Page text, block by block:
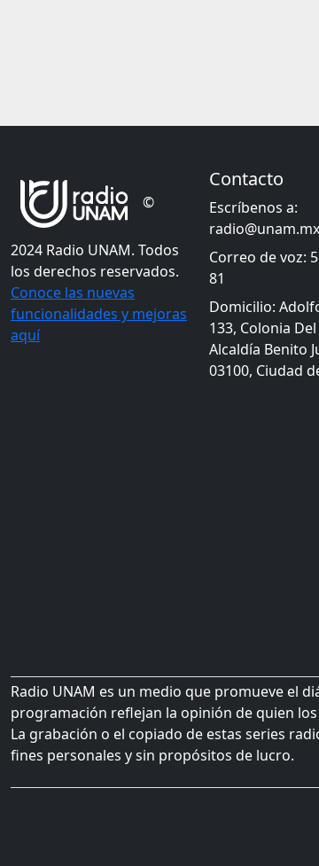
©
2024 Radio UNAM. Todos
los derechos reservados.
Conoce las nuevas
funcionalidades y mejoras
aquí
Contacto
Escríbenos a:
radio@unam.mx
Correo de voz:
81
Domicilio:
133, Colonia Del
Alcaldía Benito
03100, Ciudad
Radio UNAM es un medio que promueve el
programación reflejan la opinión de quien
La grabación o el copiado de estas series
fines personales y sin propósitos de lucro.